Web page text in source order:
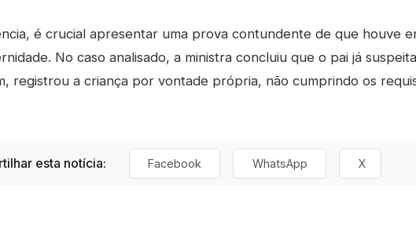
é crucial apresentar uma prova contundente de que houve
No caso analisado, a ministra concluiu que o pai já
registrou a criança por vontade própria, não cumprindo os
esta notícia: Facebook WhatsApp X